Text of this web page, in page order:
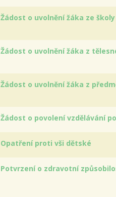
Žádost o uvolnění žáka ze školy
Žádost o uvolnění žáka z
Žádost o uvolnění žáka z
Žádost o povolení vzdělávání
Opatření proti vši dětské
Potvrzení o zdravotní